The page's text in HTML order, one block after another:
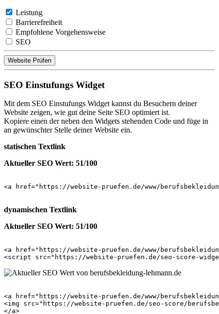
Leistung
Barrierefreiheit
Empfohlene Vorgehensweise
SEO
Website Prüfen
SEO Einstufungs Widget
Mit dem SEO Einstufungs Widget kannst du Besuchern deiner
Website zeigen, wie gut deine Seite SEO optimiert ist.
Kopiere einen der neben den Widgets stehenden Code und füge in
an gewünschter Stelle deiner Website ein.
statischen Textlink
Aktueller SEO Wert: 51/100
<a href="https://website-pruefen.de/www/
dynamischen Textlink
Aktueller SEO Wert: 51/100
<a href="https://website-pruefen.de/www/
<a href="https://website-pruefen.de/www/
<img src="https://website-pruefen.de/seo-score/